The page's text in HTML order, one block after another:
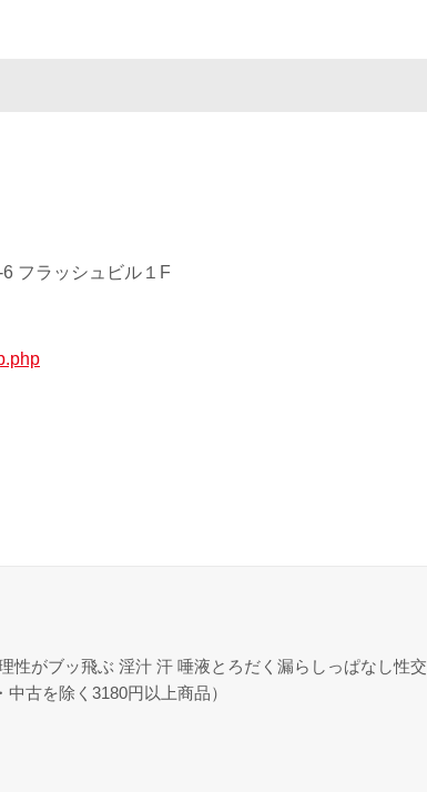
フラッシュビル１F
性がブッ飛ぶ 淫汁 汗 唾液とろだく漏らしっぱなし性
古を除く3180円以上商品）